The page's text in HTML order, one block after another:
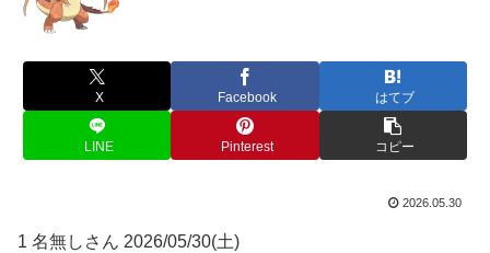
X Facebook はてブ
LINE Pinterest コピー
2026.05.30
1 名無しさん 2026/05/30(土)